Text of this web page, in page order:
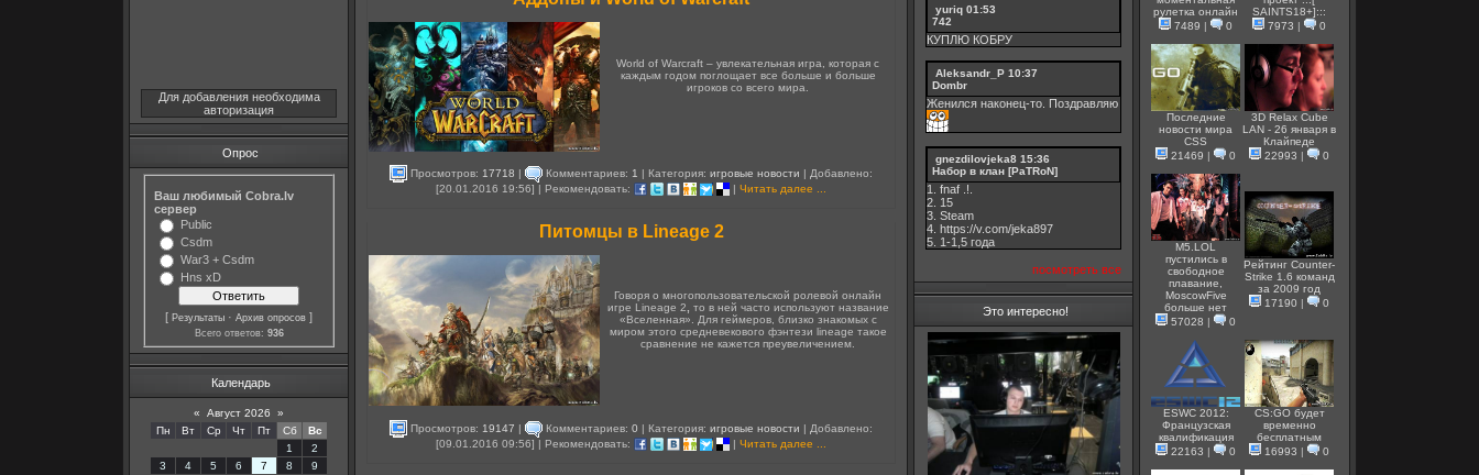
Для добавления необходима
авторизация
Опрос
Ваш любимый Cobra.lv
сервер
Public
Csdm
War3 + Csdm
Hns xD
[ Результаты · Архив опросов ]
Всего ответов: 936
Календарь
« Август 2026
»
Пн
Вт Ср Чт Пт Сб
Вс
1
2
3
4 5 6 7 8
9
World of Warcraft – увлекательная игра, которая с
каждым годом поглощает все больше и больше
игроков со всего мира.
Просмотров: 17718 | Комментариев: 1 | Категория: игровые новости | Добавлено:
[20.01.2016 19:56] | Рекомендовать:
| Читать далее ...
Питомцы в Lineage 2
Говоря о многопользовательской ролевой онлайн
игре Lineage 2
то в ней часто используют название
«Вселенная». Для геймеров, близко знакомых с
миром этого средневекового фэнтези lineage такое
сравнение не кажется преувеличением.
Просмотров: 19147 | Комментариев: 0 | Категория: игровые новости | Добавлено:
[09.01.2016 09:56] | Рекомендовать:
| Читать далее ...
yuriq 01:53
742
КУПЛЮ КОБРУ
Aleksandr_P 10:37
Dombr
Женился наконец-то. Поздравляю
gnezdilovjeka8 15:36
Набор в клан [PaTRoN]
1. fnaf .!.
2. 15
3. Steam
4. https://v.com/jeka897
5. 1-1,5 годa
посмотреть все
Это интересно!
рулетка онлайн
7489 | 0
SAINTS18+]:::
7973 | 0
Последние
новости мира
CSS
21469 | 0
3D Relax Cube
LAN - 26 января в
Клайпеде
22993 | 0
M5.LOL
пустились в
свободное
плавание,
MoscowFive
больше нет
57028 | 0
Рейтинг Counter-
Strike 1.6 команд
за 2009 год
17190 | 0
ESWC 2012:
Французская
квалификация
22163 | 0
CS:GO будет
временно
бесплатным
16993 | 0